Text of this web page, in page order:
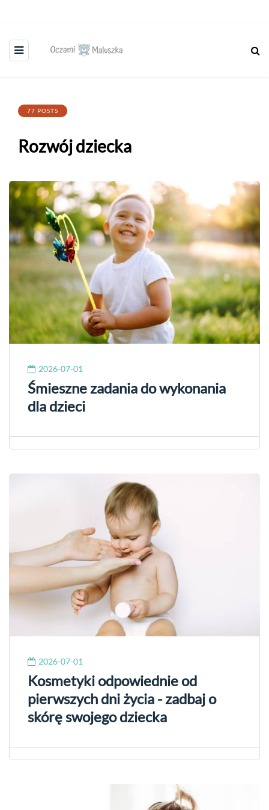
77 POSTS
Rozwój dziecka
2026-07-01
Śmieszne zadania do wykonania
dla dzieci
2026-07-01
Kosmetyki odpowiednie od
pierwszych dni życia - zadbaj o
skórę swojego dziecka